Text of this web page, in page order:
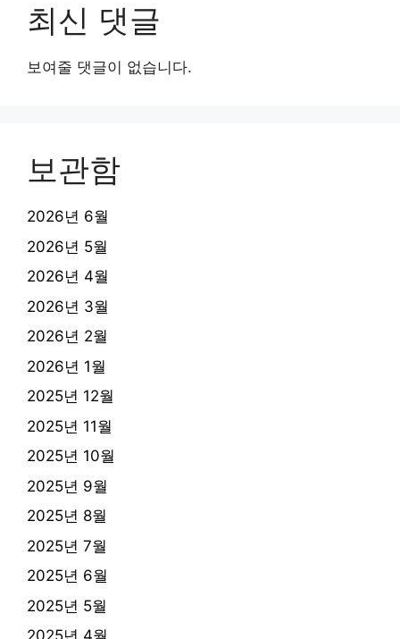
최신 댓글
보여줄 댓글이 없습니다.
보관함
2026년 6월
2026년 5월
2026년 4월
2026년 3월
2026년 2월
2026년 1월
2025년 12월
2025년 11월
2025년 10월
2025년 9월
2025년 8월
2025년 7월
2025년 6월
2025년 5월